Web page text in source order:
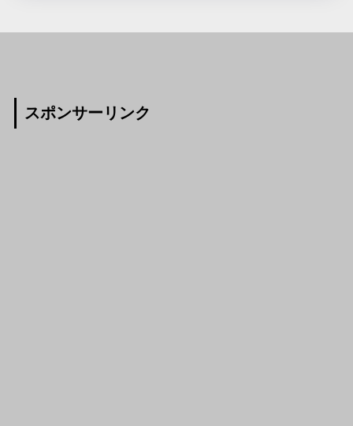
スポンサーリンク